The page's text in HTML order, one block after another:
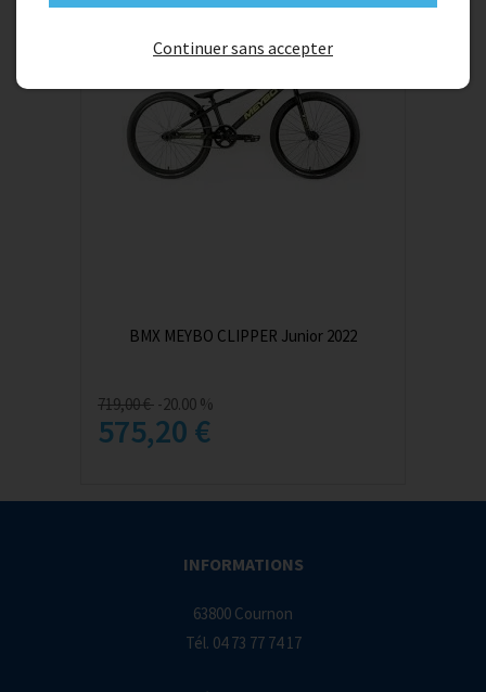
BMX MEYBO CLIPPER Junior 2022
719,00 € -20.00 %
575,20 €
INFORMATIONS
63800 Cournon
Tél. 04 73 77 74 17
Continuer sans accepter